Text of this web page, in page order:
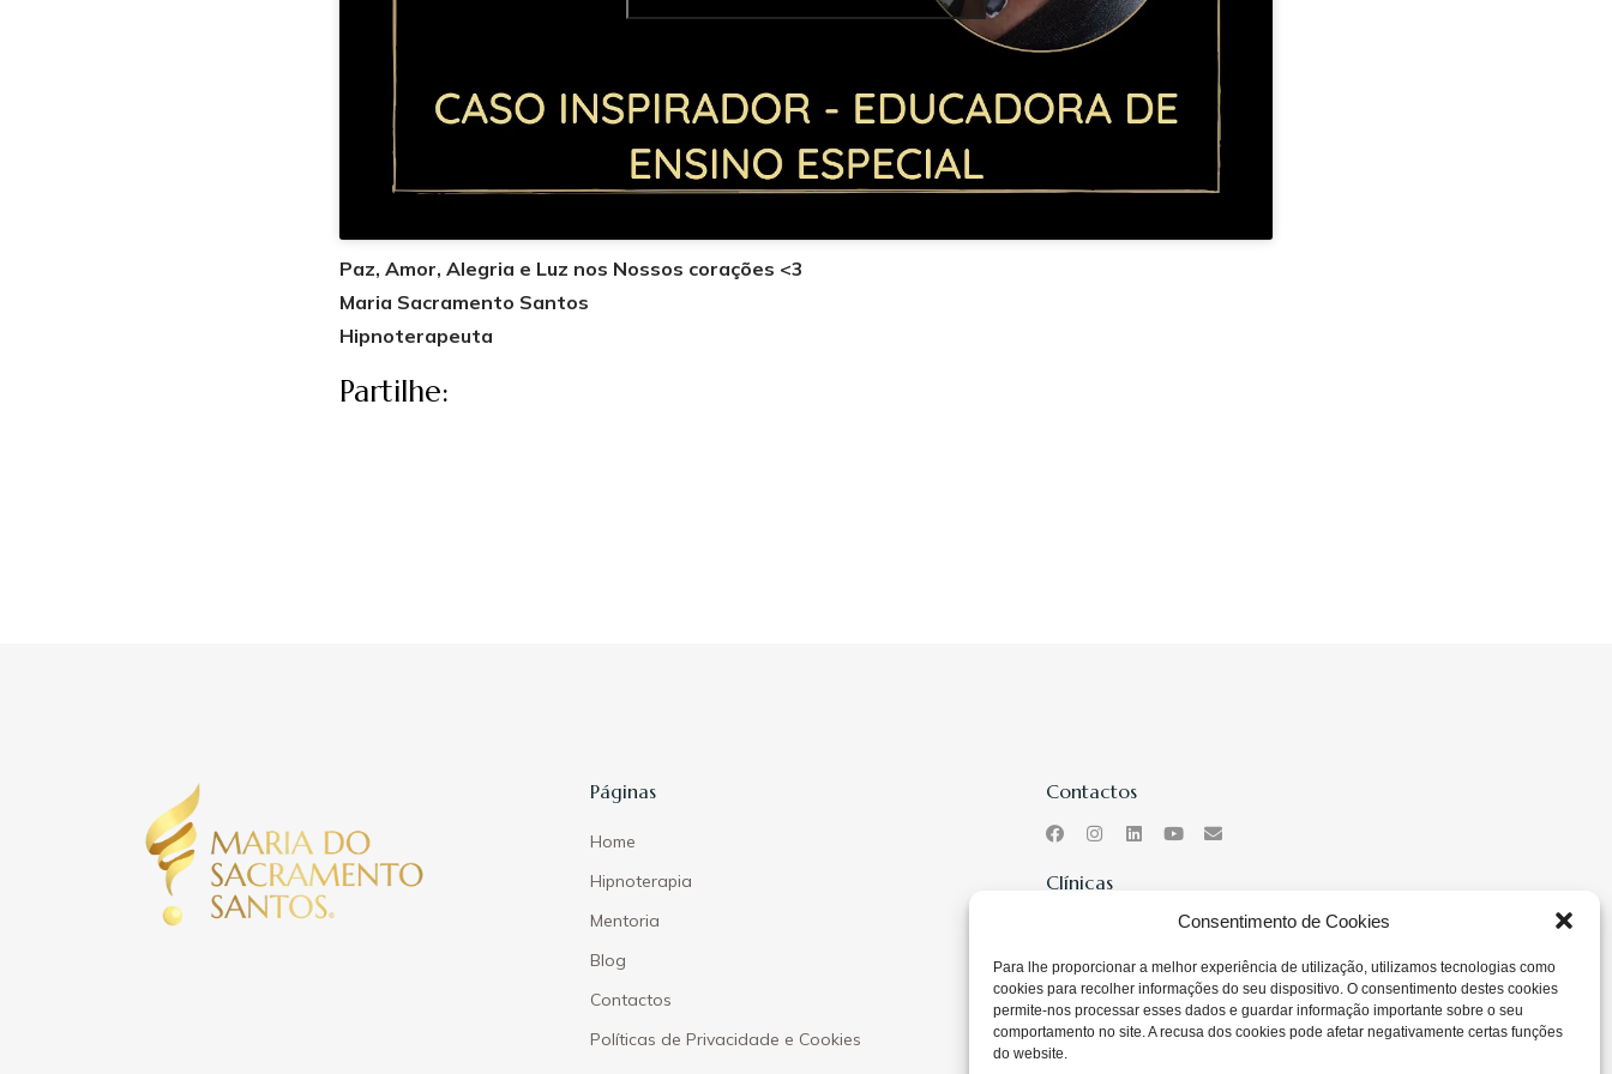
Consentimento de Cookies
Para lhe proporcionar a melhor experiência de utilização, utilizamos tecnologias como
cookies para recolher informações do seu dispositivo. O consentimento destes cookies
permite-nos processar esses dados e guardar informação importante sobre o seu
comportamento no site. A recusa dos cookies pode afetar negativamente certas funções
do website.
Paz, Amor, Alegria e Luz nos Nossos corações <3
Maria Sacramento Santos
Hipnoterapeuta
Partilhe:
Páginas
Home
Hipnoterapia
Mentoria
Blog
Contactos
Políticas de Privacidade e Cookies
Contactos
Clínicas
Elvas - 964 999 565
Évora - 925 483 206
Lisboa - 912 806 007